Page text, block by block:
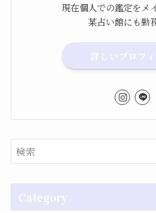
現在個人での鑑定をメ
某占い館にも勤
詳しいプロフ
Category